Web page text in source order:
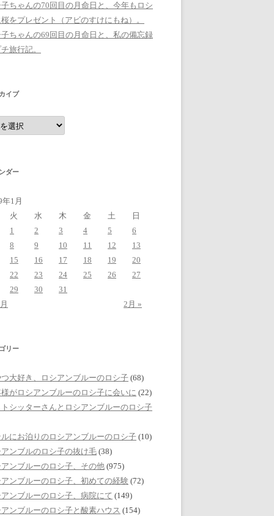
ちゃんの70回目の月命日と、今年もロシ
をプレゼント（アビのすけにもね）。
ちゃんの69回目の月命日と、私の備忘録
旅行記。
イブ
ダー
1月
火
水 木 金 土
日
1
2 3 4 5
6
8
9 10 11 12
13
15
16 17 18 19
20
22
23 24 25 26
27
29
30
31
2月 »
リー
大好き、ロシアンブルーのロシ子 (68)
がロシアンブルーのロシ子に会いに (22)
シッターさんとロシアンブルーのロシ子
にお泊りのロシアンブルーのロシ子 (10)
ンブルのロシ子の抜け毛 (38)
ンブルーのロシ子、その他 (975)
ンブルーのロシ子、初めての経験 (72)
ンブルーのロシ子、病院にて (149)
ンブルーのロシ子と酸素ハウス (154)